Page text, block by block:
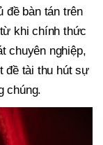
đề bàn tán trên
khi chính thức
chuyên nghiệp,
đề tài thu hút sự
chúng.